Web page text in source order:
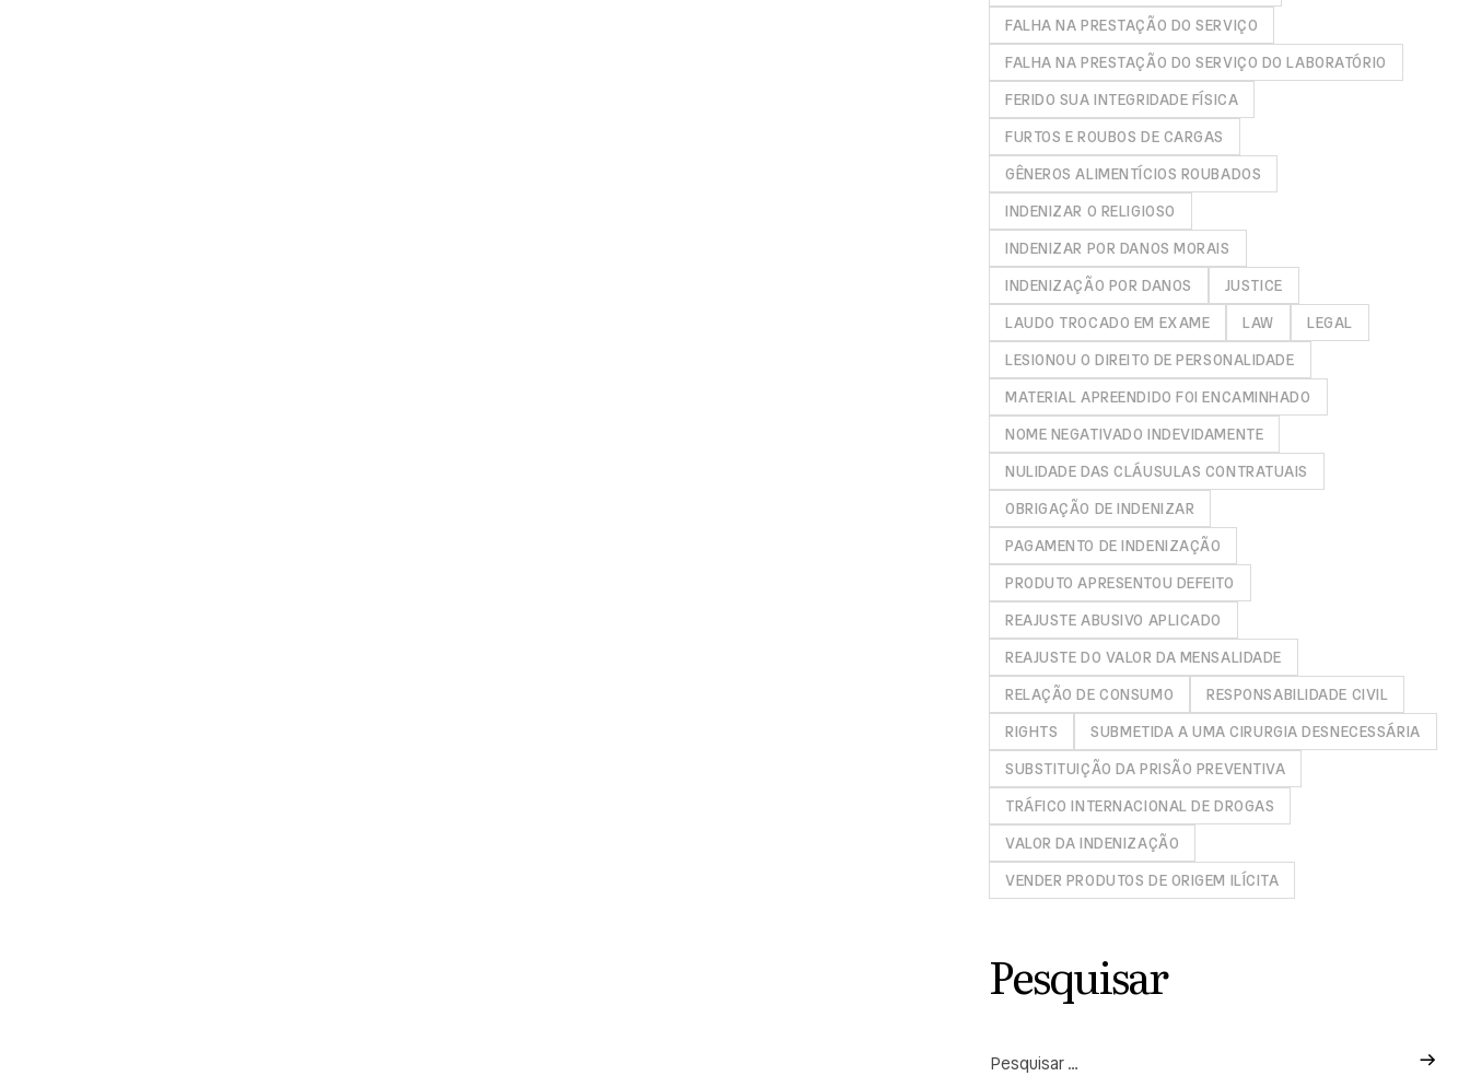
FALHA NA PRESTAÇÃO DO SERVIÇO
FALHA NA PRESTAÇÃO DO SERVIÇO DO LABORATÓRIO
FERIDO SUA INTEGRIDADE FÍSICA
FURTOS E ROUBOS DE CARGAS
GÊNEROS ALIMENTÍCIOS ROUBADOS
INDENIZAR O RELIGIOSO
INDENIZAR POR DANOS MORAIS
INDENIZAÇÃO POR DANOS
JUSTICE
LAUDO TROCADO EM EXAME
LAW
LEGAL
LESIONOU O DIREITO DE PERSONALIDADE
MATERIAL APREENDIDO FOI ENCAMINHADO
NOME NEGATIVADO INDEVIDAMENTE
NULIDADE DAS CLÁUSULAS CONTRATUAIS
OBRIGAÇÃO DE INDENIZAR
PAGAMENTO DE INDENIZAÇÃO
PRODUTO APRESENTOU DEFEITO
REAJUSTE ABUSIVO APLICADO
REAJUSTE DO VALOR DA MENSALIDADE
RELAÇÃO DE CONSUMO
RESPONSABILIDADE CIVIL
RIGHTS
SUBMETIDA A UMA CIRURGIA DESNECESSÁRIA
SUBSTITUIÇÃO DA PRISÃO PREVENTIVA
TRÁFICO INTERNACIONAL DE DROGAS
VALOR DA INDENIZAÇÃO
VENDER PRODUTOS DE ORIGEM ILÍCITA
Pesquisar